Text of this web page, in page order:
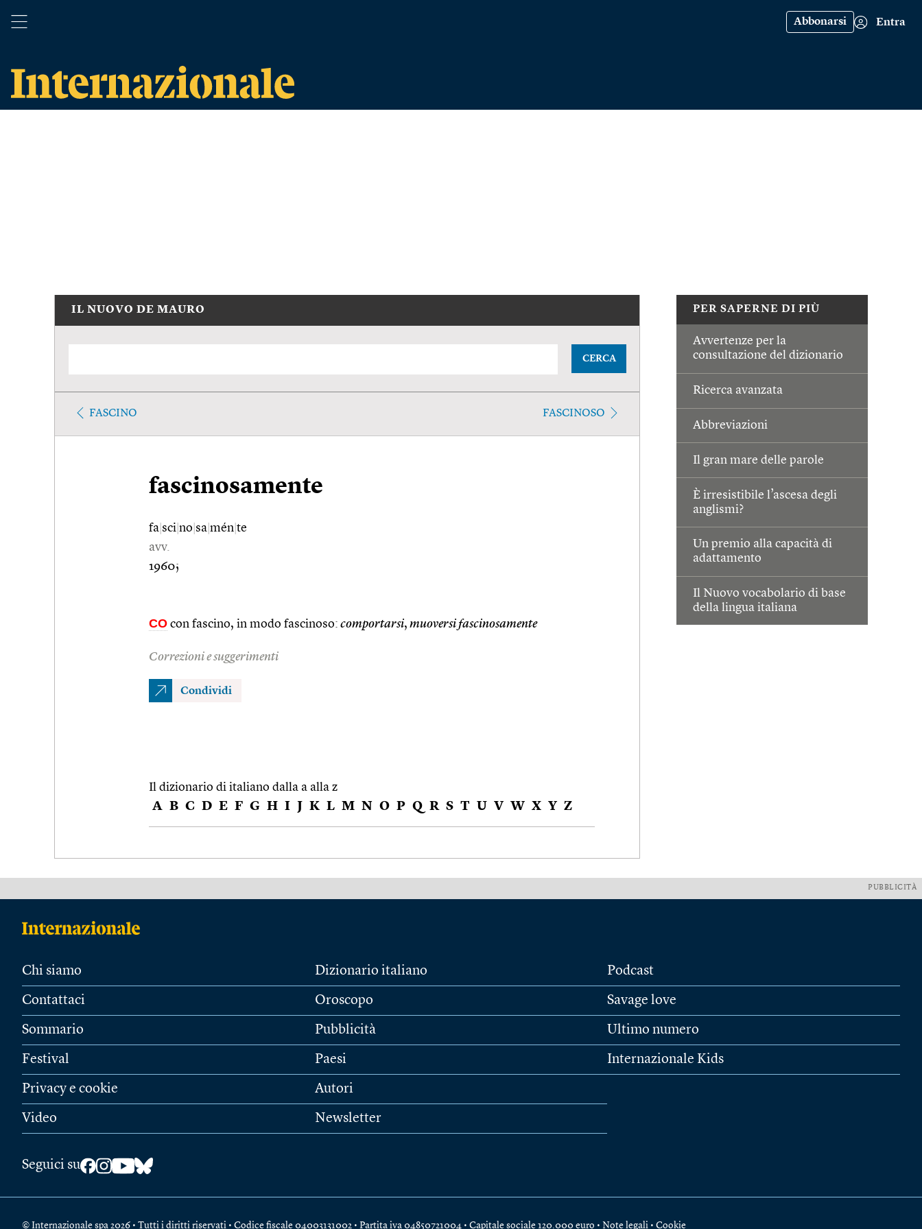
Abbonarsi Entra
PER SAPERNE DI PIÙ
Avvertenze per la
consultazione del dizionario
Ricerca avanzata
Abbreviazioni
Il gran mare delle parole
È irresistibile l’ascesa degli
anglismi?
Un premio alla capacità di
adattamento
Il Nuovo vocabolario di base
della lingua italiana
IL NUOVO DE MAURO
CERCA
FASCINO FASCINOSO
fascinosamente
fa sci no sa mén te
avv.
1960;
CO con fascino, in modo fascinoso: comportarsi, muoversi fascinosamente
Correzioni e suggerimenti
Condividi
Il dizionario di italiano dalla a alla z
A B C D E F G H I J K L M N O P Q R S T U V W X Y Z
PUBBLICITÀ
Chi siamo
Contattaci
Sommario
Festival
Privacy e cookie
Video
Dizionario italiano
Oroscopo
Pubblicità
Paesi
Autori
Newsletter
Podcast
Savage love
Ultimo numero
Internazionale Kids
Seguici su
© Internazionale spa 2026 • Tutti i diritti riservati • Codice fiscale 04003131002 • Partita iva 04850721004 • Capitale sociale 120.000 euro • Note legali • Cookie